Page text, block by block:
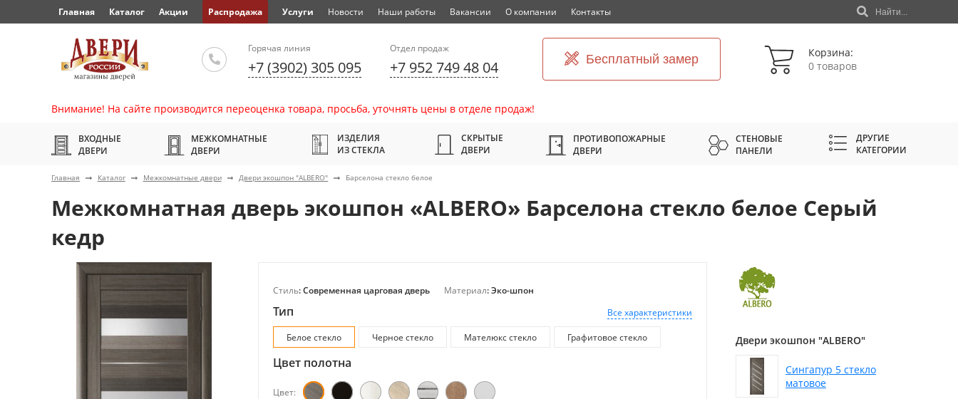
Главная Каталог Акции Распродажа Услуги Новости Наши работы Вакансии О компании Контакты Найти...
Горячая линия
+7 (3902) 305 095
Отдел продаж
+7 952 749 48 04 Бесплатный замер
Корзина:
0 товаров
Внимание! На сайте производится переоценка товара, просьба, уточнять цены в отделе продаж!
ВХОДНЫЕ
ДВЕРИ
МЕЖКОМНАТНЫЕ
ДВЕРИ
ИЗДЕЛИЯ
ИЗ СТЕКЛА
СКРЫТЫЕ
ДВЕРИ
ПРОТИВОПОЖАРНЫЕ
ДВЕРИ
СТЕНОВЫЕ
ПАНЕЛИ
ДРУГИЕ
КАТЕГОРИИ
Главная Каталог Межкомнатные двери Двери экошпон "ALBERO" Барселона стекло белое
Межкомнатная дверь экошпон «ALBERO» Барселона стекло белое Серый
кедр
Стиль: Современная царговая дверь Материал: Эко-шпон
Все характеристики
Тип
Белое стекло Черное стекло Мателюкс стекло Графитовое стекло
Цвет полотна
Цвет:
Двери экошпон "ALBERO"
Сингапур 5 стекло
матовое